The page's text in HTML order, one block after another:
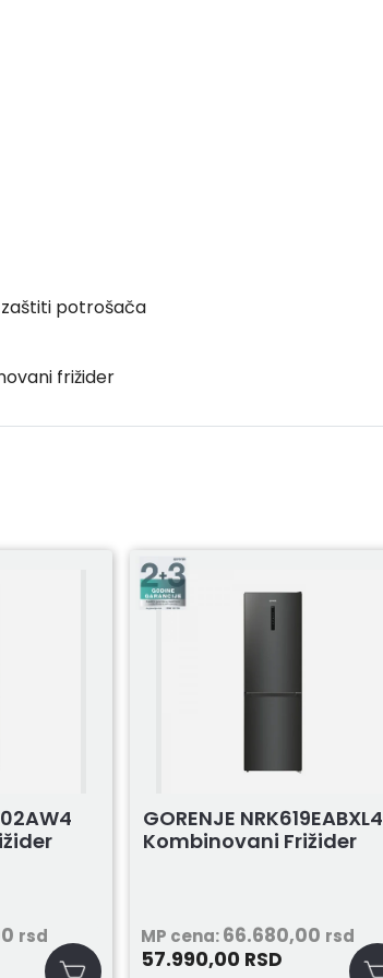
potrošača
frižider
rsd
GORENJE NRK619EABXL4
Kombinovani Frižider
MP cena:66.680,00 rsd
57.990,00 RSD